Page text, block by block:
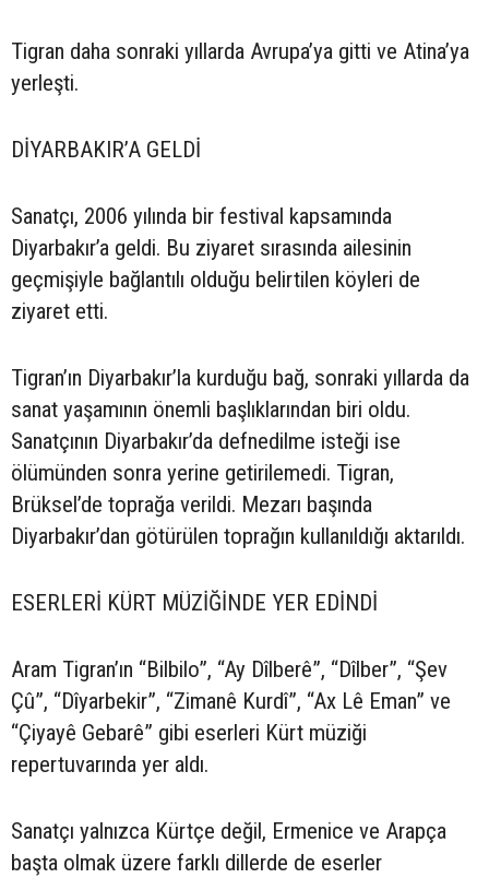
Tigran daha sonraki yıllarda Avrupa’ya gitti ve Atina’ya
yerleşti.
DİYARBAKIR’A GELDİ
Sanatçı, 2006 yılında bir festival kapsamında
Diyarbakır’a geldi. Bu ziyaret sırasında ailesinin
geçmişiyle bağlantılı olduğu belirtilen köyleri de
ziyaret etti.
Tigran’ın Diyarbakır’la kurduğu bağ, sonraki yıllarda da
sanat yaşamının önemli başlıklarından biri oldu.
Sanatçının Diyarbakır’da defnedilme isteği ise
ölümünden sonra yerine getirilemedi. Tigran,
Brüksel’de toprağa verildi. Mezarı başında
Diyarbakır’dan götürülen toprağın kullanıldığı aktarıldı.
ESERLERİ KÜRT MÜZİĞİNDE YER EDİNDİ
Aram Tigran’ın “Bilbilo”, “Ay Dîlberê”, “Dîlber”, “Şev
Çû”, “Dîyarbekir”, “Zimanê Kurdî”, “Ax Lê Eman” ve
“Çiyayê Gebarê” gibi eserleri Kürt müziği
repertuvarında yer aldı.
Sanatçı yalnızca Kürtçe değil, Ermenice ve Arapça
başta olmak üzere farklı dillerde de eserler